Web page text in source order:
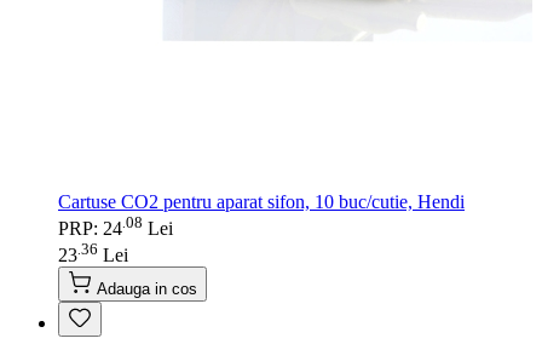
Cartuse CO2 pentru aparat sifon, 10 buc/cutie, Hendi
PRP: 24 08 Lei
23 36 Lei
Adauga in cos